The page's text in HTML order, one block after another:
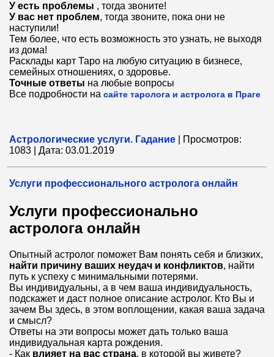
У есть проблемы , тогда звоните!
У вас нет проблем, тогда звоните, пока они не
наступили!
Тем более, что есть возможность это узнать, не выходя
из дома!
Расклады карт Таро на любую ситуацию в бизнесе,
семейных отношениях, о здоровье.
Точные ответы на любые вопросы
Все подробности на сайте таролога и астролога в Праге
Астрологические услуги. Гадание
Просмотров:
1083
Дата: 03.01.2019
Услуги профессионального астролога онлайн
Услуги профессионально
астролога онлайн
Опытный астролог поможет Вам понять себя и близких,
найти причину ваших неудач и конфликтов, найти
путь к успеху с минимальными потерями.
Вы индивидуальны, а в чем ваша индивидуальность,
подскажет и даст полное описание астролог. Кто Вы и
зачем Вы здесь, в этом воплощении, какая ваша задача
и смысл?
Ответы на эти вопросы может дать только ваша
индивидуальная карта рождения.
- Как влияет на вас страна, в которой вы живете?